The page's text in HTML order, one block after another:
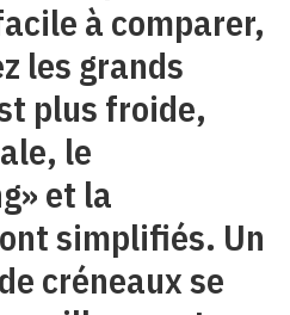
à comparer,
les grands
plus froide,
le
et la
simplifiés. Un
créneaux se